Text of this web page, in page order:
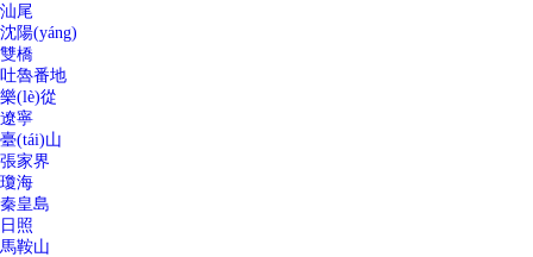
汕尾
沈陽(yáng)
雙橋
吐魯番地
樂(lè)從
遼寧
臺(tái)山
張家界
瓊海
秦皇島
日照
馬鞍山